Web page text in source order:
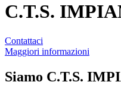
C.T.S.
Contattaci
Maggiori informazioni
Siamo C.T.S.